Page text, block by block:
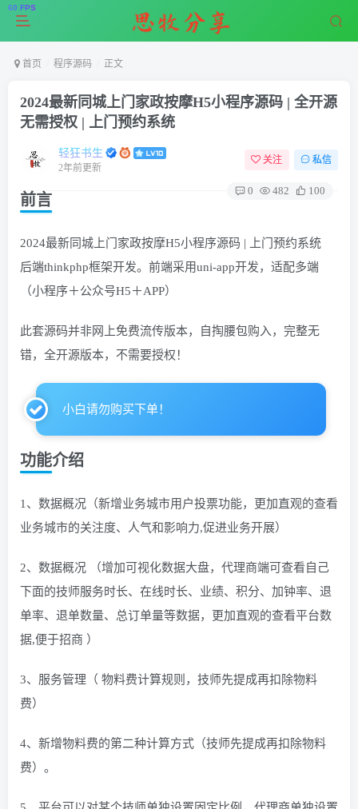
首页 程序源码 正文
2024最新同城上门家政按摩H5小程序源码 | 全开源
无需授权 | 上门预约系统
轻狂书生
2年前更新
关注 私信
0 482 100
前言
2024最新同城上门家政按摩H5小程序源码 | 上门预约系统
后端thinkphp框架开发。前端采用uni-app开发，适配多端
（小程序＋公众号H5＋APP）
此套源码并非网上免费流传版本，自掏腰包购入，完整无
错，全开源版本，不需要授权！
小白请勿购买下单！
功能介绍
1、数据概况（新增业务城市用户投票功能，更加直观的查看
业务城市的关注度、人气和影响力,促进业务开展）
2、数据概况 （增加可视化数据大盘，代理商端可查看自己
下面的技师服务时长、在线时长、业绩、积分、加钟率、退
单率、退单数量、总订单量等数据，更加直观的查看平台数
据,便于招商 ）
3、服务管理（ 物料费计算规则，技师先提成再扣除物料
费）
4、新增物料费的第二种计算方式（技师先提成再扣除物料
费）。